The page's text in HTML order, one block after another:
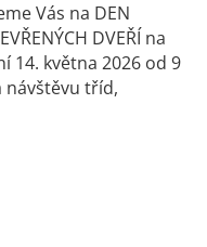
Vás na DEN
DVEŘÍ na
14. května 2026 od 9
návštěvu tříd,